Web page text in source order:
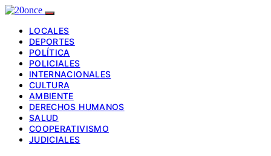
LOCALES
DEPORTES
POLÍTICA
POLICIALES
INTERNACIONALES
CULTURA
AMBIENTE
DERECHOS HUMANOS
SALUD
COOPERATIVISMO
JUDICIALES